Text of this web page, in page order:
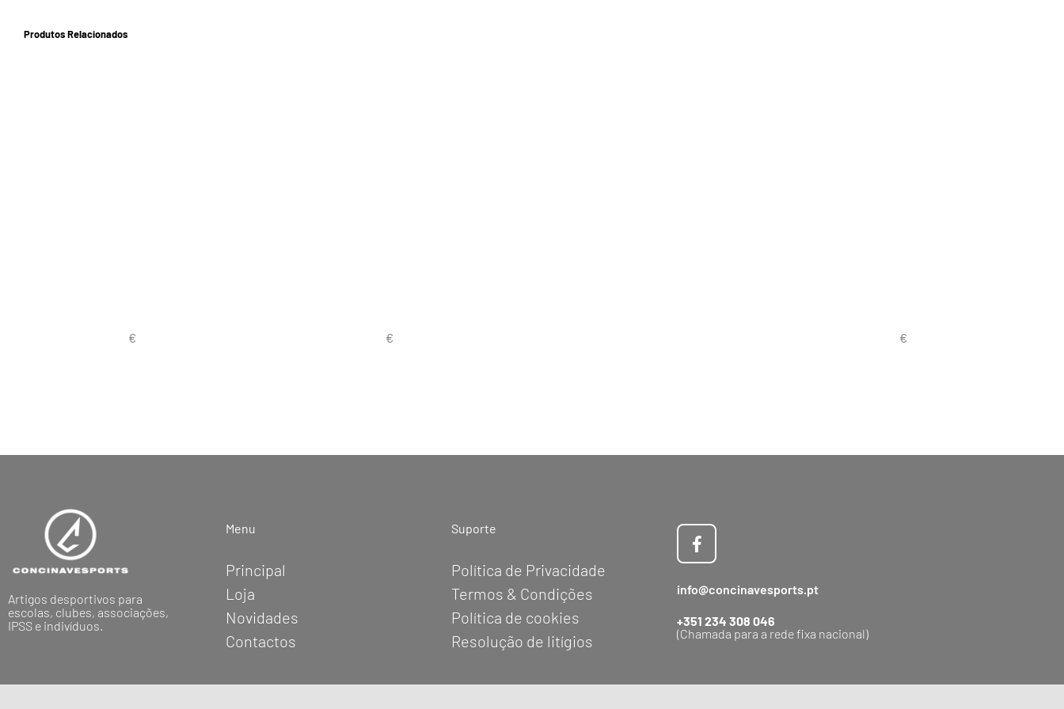
Produtos Relacionados
Artigos desportivos para
escolas, clubes, associações,
IPSS e indivíduos.
Menu
Principal
Loja
Novidades
Contactos
Suporte
Política de Privacidade
Termos & Condições
Política de cookies
Resolução de litígios
info@concinavesports.pt
+351 234 308 046
(Chamada para a rede fixa nacional)